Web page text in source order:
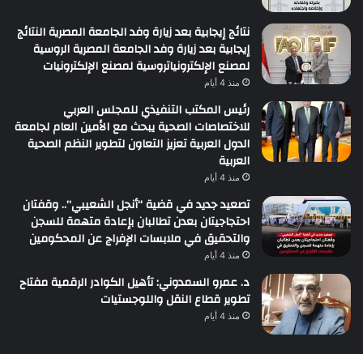
نتائج إيجابية بعد زيارة وفد الجامعة المصرية النتائج
إيجابية بعد زيارة وفد الجامعة المصرية الروسية
لمصنع الإلكترونياتروسية لمصنع الإلكترونيات
منذ 4 أيام
رئيس المكتب التنفيذي للمجلس العربي
للاختصاصات الصحية يبحث مع الأمين العام لجامعة
الدول العربية تعزيز التعاون لتطوير النظم الصحية
العربية
منذ 4 أيام
تصعيد جديد في قضية “أنجل الشعيبي”.. وقفتان
احتجاجيتان بعدن تطالبان بإعادة متهمة للسجن
والتحقيق في ملابسات الإفراج عن المحكومين
منذ 4 أيام
د. عمرو السمدوني: تأهيل الكوادر الرقمية مفتاح
تطوير قطاع النقل واللوجستيات
منذ 4 أيام